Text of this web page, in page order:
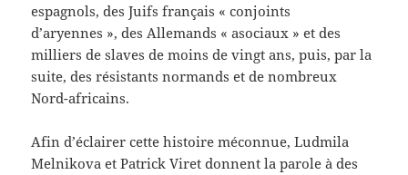
espagnols, des Juifs français « conjoints
d’aryennes », des Allemands « asociaux » et des
milliers de slaves de moins de vingt ans, puis, par la
suite, des résistants normands et de nombreux
Nord-africains.
Afin d’éclairer cette histoire méconnue, Ludmila
Melnikova et Patrick Viret donnent la parole à des